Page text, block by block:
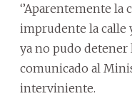
‘’Aparentemente
imprudente la calle
ya no pudo detener
comunicado al
interviniente.